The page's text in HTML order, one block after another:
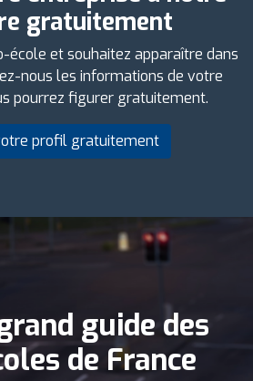
gratuitement
école et souhaitez apparaître dans
nous les informations de votre
pourrez figurer gratuitement.
profil gratuitement
guide des
de France